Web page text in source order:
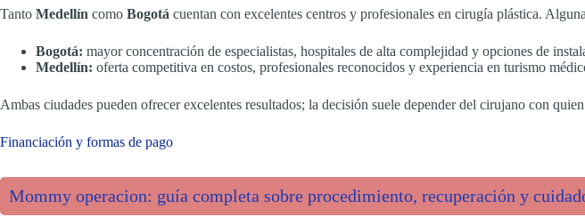
Tanto Medellín como Bogotá cuentan con excelentes centros y profesionales en cirugía plástica.
Bogotá: mayor concentración de especialistas, hospitales de alta complejidad y opciones de
Medellín: oferta competitiva en costos, profesionales reconocidos y experiencia en turismo
Ambas ciudades pueden ofrecer excelentes resultados; la decisión suele depender del cirujano con
Financiación y formas de pago
Mommy operacion: guía completa sobre procedimiento, recuperación y